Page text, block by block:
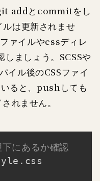
addとcommitをし
は更新されませ
ァイルやcssディレ
しましょう。SCSSや
イル後のCSSファイ
ると、pushしても
れません。
にあるか確認Copy